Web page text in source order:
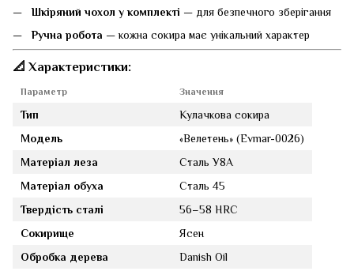
Шкіряний чохол у комплекті — для безпечного зберігання
Ручна робота — кожна сокира має унікальний характер
📐 Характеристики:
Параметр Значення
Тип
Кулачкова сокира
Модель
«Велетень» (Evmar-0026)
Матеріал леза
Сталь У8А
Матеріал обуха
Сталь 45
Твердість сталі
56–58 HRC
Сокирище
Ясен
Обробка дерева
Danish Oil